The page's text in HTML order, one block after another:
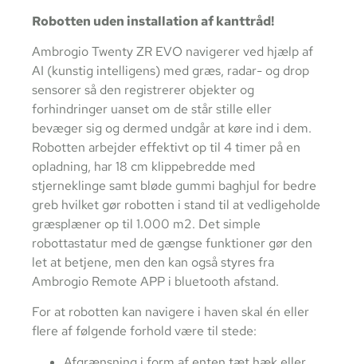
Robotten uden installation af kanttråd!
Ambrogio Twenty ZR EVO navigerer ved hjælp af
AI (kunstig intelligens) med græs, radar- og drop
sensorer så den registrerer objekter og
forhindringer uanset om de står stille eller
bevæger sig og dermed undgår at køre ind i dem.
Robotten arbejder effektivt op til 4 timer på en
opladning, har 18 cm klippebredde med
stjerneklinge samt bløde gummi baghjul for bedre
greb hvilket gør robotten i stand til at vedligeholde
græsplæner op til 1.000 m2. Det simple
robottastatur med de gængse funktioner gør den
let at betjene, men den kan også styres fra
Ambrogio Remote APP i bluetooth afstand.
For at robotten kan navigere i haven skal én eller
flere af følgende forhold være til stede: